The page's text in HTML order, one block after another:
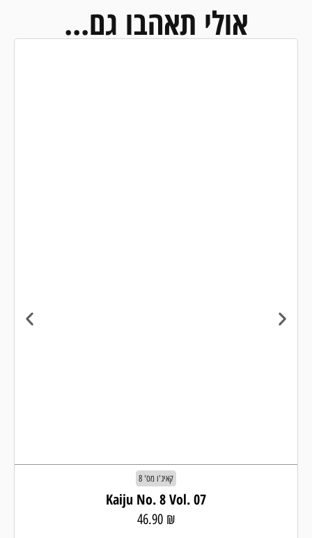
אולי תאהבו גם...
קאיג'ו מס' 8
Kaiju No. 8 Vol. 07
46.90 ₪